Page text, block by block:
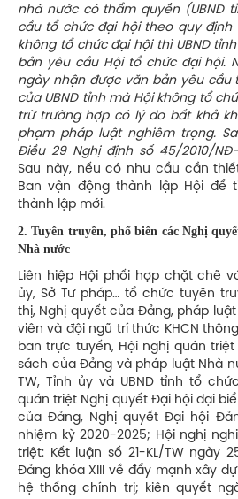
nhà nước có thẩm quyền (UBND
cầu tổ chức đại hội theo quy định
không tổ chức đại hội thì UBND
bản yêu cầu Hội tổ chức đại hội.
ngày nhận được văn bản yêu cầu
của UBND tỉnh mà Hội không tổ
trừ trường hợp có lý do bất khả
phạm pháp luật nghiêm trọng.
Điều 29 Nghị định số 45/2010/
Sau này, nếu có nhu cầu cần
Ban vận động thành lập Hội để
thành lập mới.
2. Tuyên truyền, phổ biến các Nghị
Nhà nước
Liên hiệp Hội phối hợp chặt chẽ
ủy, Sở Tư pháp… tổ chức tuyên
thị, Nghị quyết của Đảng, pháp
viên và đội ngũ trí thức KHCN
ban trực tuyến, Hội nghị quán
sách của Đảng và pháp luật Nhà
TW, Tỉnh ủy và UBND tỉnh tổ
quán triệt Nghị quyết Đại hội đại
của Đảng, Nghị quyết Đại hội
nhiệm kỳ 2020-2025; Hội nghị
triệt: Kết luận số 21-KL/TW ngày
Đảng khóa XIII về đẩy mạnh xây
hệ thống chính trị; kiên quyết